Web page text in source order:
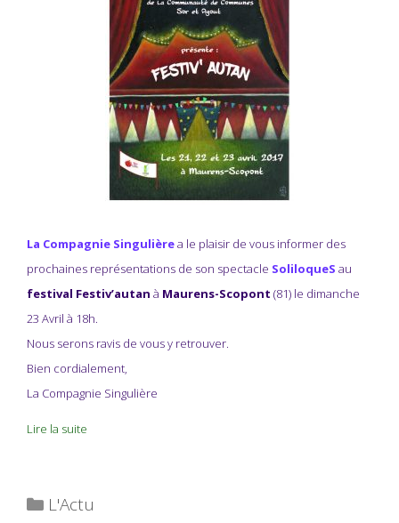
La Compagnie Singulièrea le plaisir de vous informer des
prochaines représentations de son spectacle SoliloqueS au
festival Festiv’autan à Maurens-Scopont (81) le dimanche
23 Avril à 18h.
Nous serons ravis de vous y retrouver.
Bien cordialement,
La Compagnie Singulière
Lire la suite
Catégories
L'Actu